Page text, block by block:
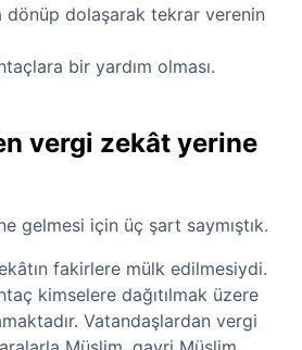
dönüp dolaşarak tekrar verenin
bir yardım olması.
vergi zekât yerine
gelmesi için üç şart saymıştık.
fakirlere mülk edilmesiydi.
kimselere dağıtılmak üzere
Vatandaşlardan vergi